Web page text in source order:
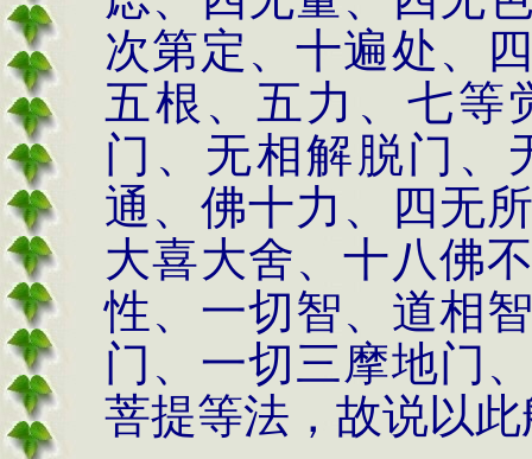
次第定、十遍处、
五根、五力、七等
门、无相解脱门、
通、佛十力、四无
大喜大舍、十八佛
性、一切智、道相
门、一切三摩地门
菩提等法，故说以